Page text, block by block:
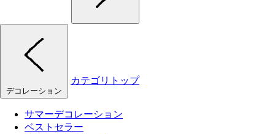
デコレーション
カテゴリトップ
サマーデコレーション
ベストセラー